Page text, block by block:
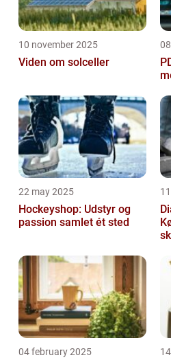
10 november 2025
Viden om solceller
22 may 2025
Hockeyshop: Udstyr og
passion samlet ét sted
04 february 2025